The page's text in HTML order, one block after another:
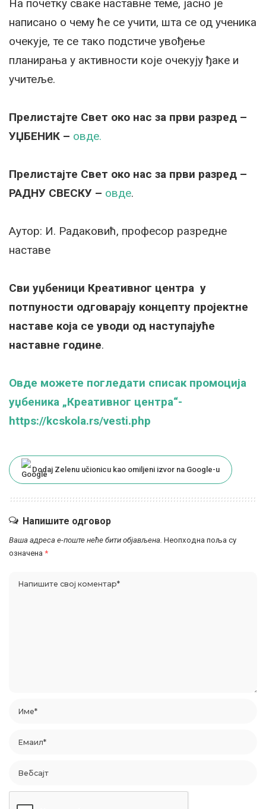
На почетку сваке наставне теме, јасно је
написано о чему ће се учити, шта се од ученика
очекује, те се тако подстиче увођење
планирања у активности које очекују ђаке и
учитеље.
Прелистајте Свет око нас за први разред –
УЏБЕНИК – овде.
Прелистајте Свет око нас за први разред –
РАДНУ СВЕСКУ – овде.
Аутор: И. Радаковић, професор разредне
наставе
Сви уџбеници Креативног центра у
потпуности одговарају концепту пројектне
наставе која се уводи од наступајуће
наставне године.
Овде можете погледати списак промоција
уџбеника „Креативног центра“-
https://kcskola.rs/vesti.php
Dodaj Zelenu učionicu kao omiljeni izvor na Google-u
Напишите одговор
Ваша адреса е-поште неће бити објављена. Неопходна поља су
означена *